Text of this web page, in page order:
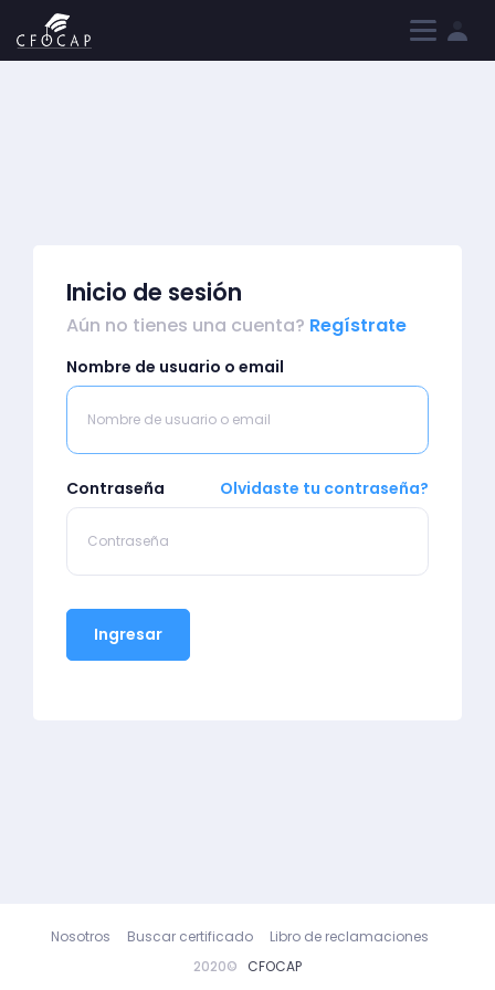
Registrarme
Inicio de sesión
Aún no tienes una cuenta? Regístrate
Nombre de usuario o email
Contraseña Olvidaste tu contraseña?
Ingresar
2020© CFOCAP
Nosotros Buscar certificado Libro de reclamaciones